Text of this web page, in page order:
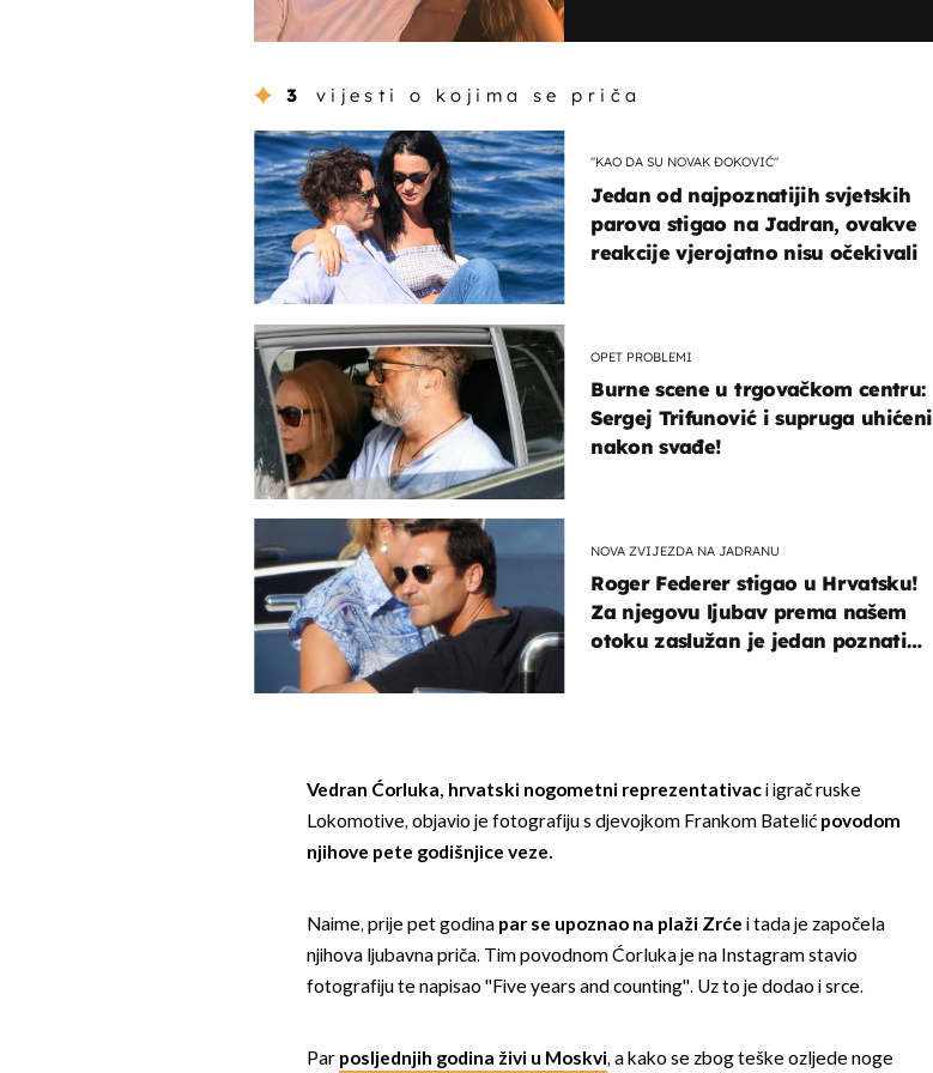
3 vijesti o kojima se priča
"KAO DA SU NOVAK ĐOKOVIĆ"
Jedan od najpoznatijih svjetskih
parova stigao na Jadran, ovakve
reakcije vjerojatno nisu očekivali
OPET PROBLEMI
Burne scene u trgovačkom centru:
Sergej Trifunović i supruga uhićeni
nakon svađe!
NOVA ZVIJEZDA NA JADRANU
Roger Federer stigao u Hrvatsku!
Za njegovu ljubav prema našem
otoku zaslužan je jedan poznati
Vedran Ćorluka, hrvatski nogometni reprezentativaci igrač ruske
Lokomotive, objavio je fotografiju s djevojkom Frankom Batelić povodom
njihove pete godišnjice veze.
Naime, prije pet godina par se upoznao na plaži Zrće i tada je započela
njihova ljubavna priča. Tim povodnom Ćorluka je na Instagram stavio
fotografiju te napisao ''Five years and counting''. Uz to je dodao i srce.
Par posljednjih godina živi u Moskvi, a kako se zbog teške ozljede noge